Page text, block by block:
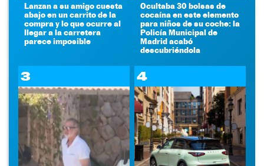
Lanzan a su amigo cuesta
abajo en un carrito de la
compra y lo que ocurre al
llegar a la carretera
parece imposible
Ocultaba 30 bolsas de
cocaína en este elemento
para niños de su coche: la
Policía Municipal de
Madrid acabó
descubriéndola
3 4